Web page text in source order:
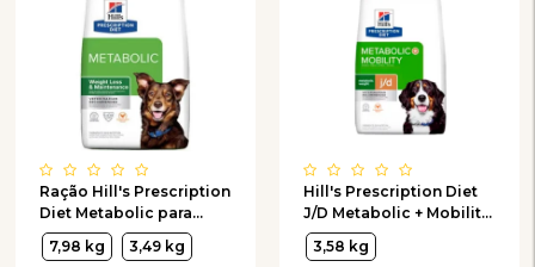
Ração Hill's Prescription
Diet Metabolic para
Cães
7,98 kg 3,49 kg
Hill's Prescription Diet
J/D Metabolic + Mobility
Frango ração para cães
3,58 kg